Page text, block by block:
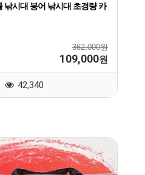
낚시대 붕어 낚시대 초경량 카
362,000원
109,000원
42,340